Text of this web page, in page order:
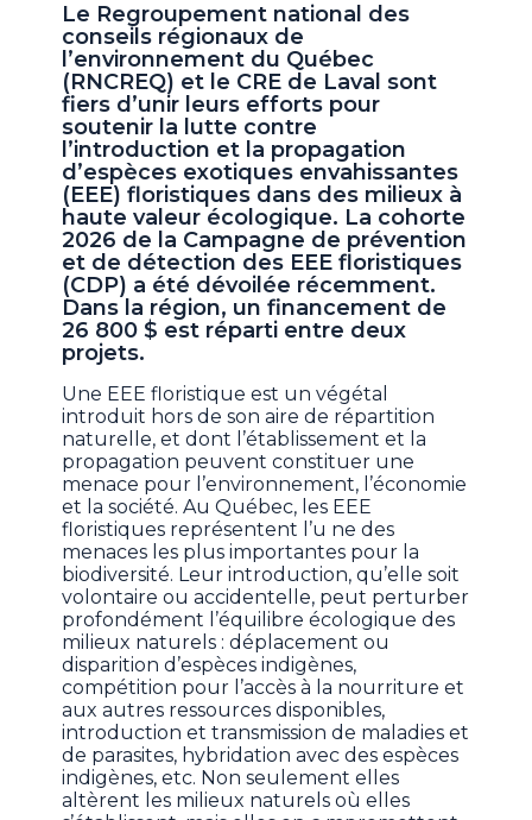
Le Regroupement national des
conseils régionaux de
l’environnement du Québec
(RNCREQ) et le CRE de Laval sont
fiers d’unir leurs efforts pour
soutenir la lutte contre
l’introduction et la propagation
d’espèces exotiques envahissantes
(EEE) floristiques dans des milieux à
haute valeur écologique. La cohorte
2026 de la Campagne de prévention
et de détection des EEE floristiques
(CDP) a été dévoilée récemment.
Dans la région, un financement de
26 800 $ est réparti entre deux
projets.
Une EEE floristique est un végétal
introduit hors de son aire de répartition
naturelle, et dont l’établissement et la
propagation peuvent constituer une
menace pour l’environnement, l’économie
et la société. Au Québec, les EEE
floristiques représentent l’u ne des
menaces les plus importantes pour la
biodiversité. Leur introduction, qu’elle soit
volontaire ou accidentelle, peut perturber
profondément l’équilibre écologique des
milieux naturels : déplacement ou
disparition d’espèces indigènes,
compétition pour l’accès à la nourriture et
aux autres ressources disponibles,
introduction et transmission de maladies et
de parasites, hybridation avec des espèces
indigènes, etc. Non seulement elles
altèrent les milieux naturels où elles